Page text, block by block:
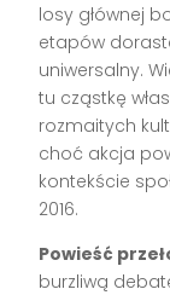
losy głównej
etapów
uniwersalny.
tu cząstkę
rozmaitych
choć akcja
kontekście
2016.
Powieść
burzliwą